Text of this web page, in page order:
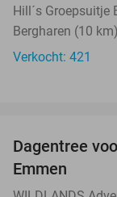
Hill´s Groepsuitje
Bergharen (10 km)
Verkocht: 421
Dagentree
Emmen